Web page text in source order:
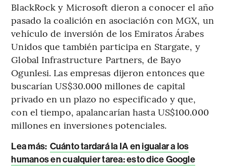
BlackRock y Microsoft dieron a conocer el año
pasado la coalición en asociación con MGX, un
vehículo de inversión de los Emiratos Árabes
Unidos que también participa en Stargate, y
Global Infrastructure Partners, de Bayo
Ogunlesi. Las empresas dijeron entonces que
buscarían US$30.000 millones de capital
privado en un plazo no especificado y que,
con el tiempo, apalancarían hasta US$100.000
millones en inversiones potenciales.
Lea más: Cuánto tardará la IA en igualar a los
humanos en cualquier tarea: esto dice Google